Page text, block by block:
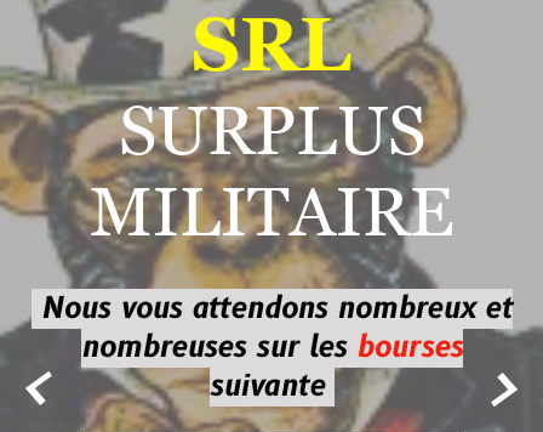
 
SRL
SURPLUS
MILITAIRE
Nous vous attendons nombreux et
nombreuses sur les bourses
suivante